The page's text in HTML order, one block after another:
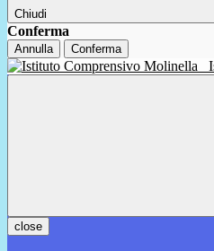
Chiudi
Conferma
Annulla Conferma
close